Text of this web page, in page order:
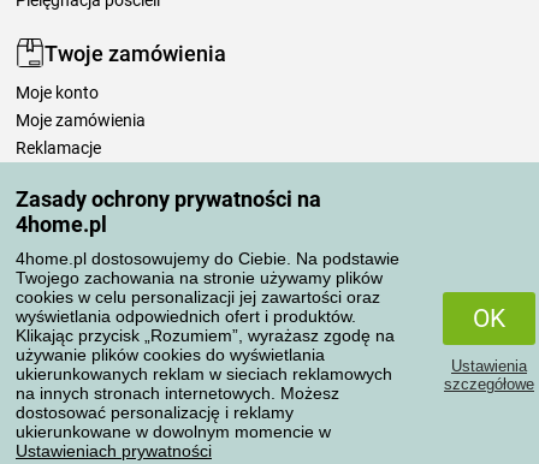
Zasady ochrony prywatności na
4home.pl
4home.pl dostosowujemy do Ciebie. Na podstawie
Twojego zachowania na stronie używamy plików
cookies w celu personalizacji jej zawartości oraz
wyświetlania odpowiednich ofert i produktów.
Klikając przycisk „Rozumiem”, wyrażasz zgodę na
używanie plików cookies do wyświetlania
ukierunkowanych reklam w sieciach reklamowych
na innych stronach internetowych. Możesz
dostosować personalizację i reklamy
ukierunkowane w dowolnym momencie w
Ustawieniach prywatności
OK
Ustawienia
szczegółowe
Twoje zamówienia
Moje konto
Moje zamówienia
Reklamacje
Zasady przetwarzania recenzji
Sposoby transportu
Metody płatności
Niezawodny sklep